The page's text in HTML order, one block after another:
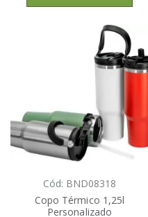
Cód: BND08318
Copo Térmico 1,25l
Personalizado